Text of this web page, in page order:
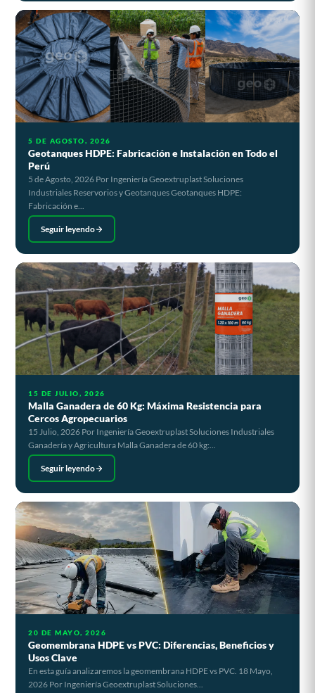
5 DE AGOSTO, 2026
Geotanques HDPE: Fabricación e Instalación en Todo el
Perú
5 de Agosto, 2026 Por Ingeniería Geoextruplast Soluciones
Industriales Reservorios y Geotanques Geotanques HDPE:
Fabricación e...
Seguir leyendo
15 DE JULIO, 2026
Malla Ganadera de 60 Kg: Máxima Resistencia para
Cercos Agropecuarios
15 Julio, 2026 Por Ingeniería Geoextruplast Soluciones Industriales
Ganadería y Agricultura Malla Ganadera de 60 kg:...
Seguir leyendo
20 DE MAYO, 2026
Geomembrana HDPE vs PVC: Diferencias, Beneficios y
Usos Clave
En esta guía analizaremos la geomembrana HDPE vs PVC. 18 Mayo,
2026 Por Ingeniería Geoextruplast Soluciones...